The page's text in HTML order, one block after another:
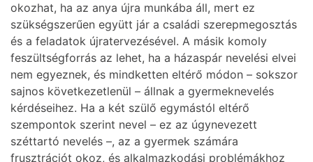
okozhat, ha az anya újra munkába áll, mert ez
szükségszerűen együtt jár a családi szerepmegosztás
és a feladatok újratervezésével. A másik komoly
feszültségforrás az lehet, ha a házaspár nevelési elvei
nem egyeznek, és mindketten eltérő módon – sokszor
sajnos következetlenül – állnak a gyermeknevelés
kérdéseihez. Ha a két szülő egymástól eltérő
szempontok szerint nevel – ez az úgynevezett
széttartó nevelés –, az a gyermek számára
frusztrációt okoz, és alkalmazkodási problémákhoz